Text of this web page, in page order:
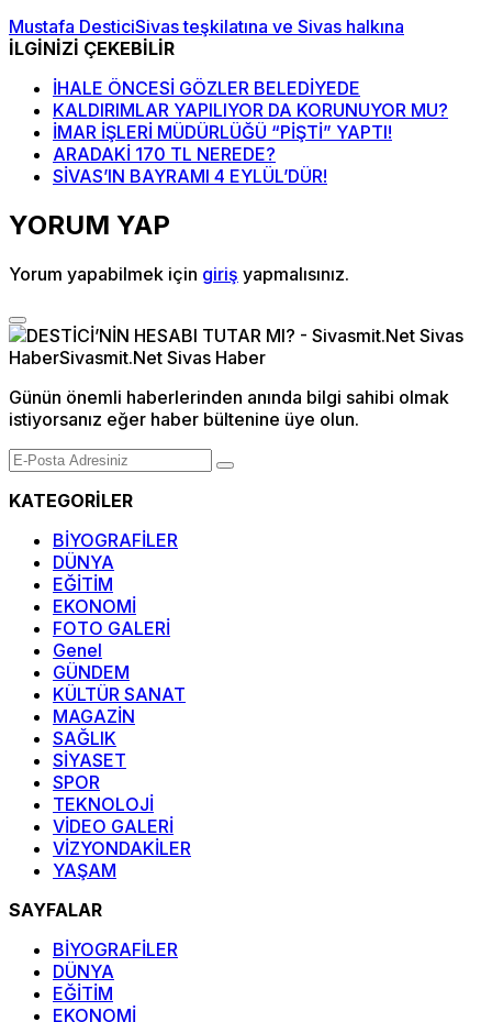
Mustafa DesticiSivas teşkilatına ve Sivas halkına
İLGİNİZİ ÇEKEBİLİR
İHALE ÖNCESİ GÖZLER BELEDİYEDE
KALDIRIMLAR YAPILIYOR DA KORUNUYOR MU?
İMAR İŞLERİ MÜDÜRLÜĞÜ “PİŞTİ” YAPTI!
ARADAKİ 170 TL NEREDE?
SİVAS’IN BAYRAMI 4 EYLÜL’DÜR!
YORUM YAP
Yorum yapabilmek için giriş yapmalısınız.
Günün önemli haberlerinden anında bilgi sahibi olmak
istiyorsanız eğer haber bültenine üye olun.
KATEGORİLER
BİYOGRAFİLER
DÜNYA
EĞİTİM
EKONOMİ
FOTO GALERİ
Genel
GÜNDEM
KÜLTÜR SANAT
MAGAZİN
SAĞLIK
SİYASET
SPOR
TEKNOLOJİ
VİDEO GALERİ
VİZYONDAKİLER
YAŞAM
SAYFALAR
BİYOGRAFİLER
DÜNYA
EĞİTİM
EKONOMİ